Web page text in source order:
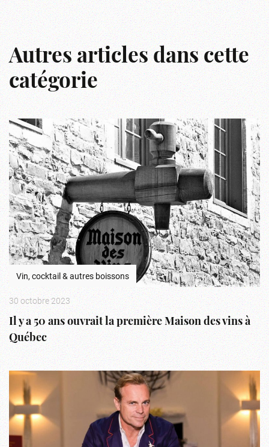
Autres articles dans cette
catégorie
Vin, cocktail & autres boissons
30 octobre 2023
Il y a 50 ans ouvrait la première Maison des vins à
Québec